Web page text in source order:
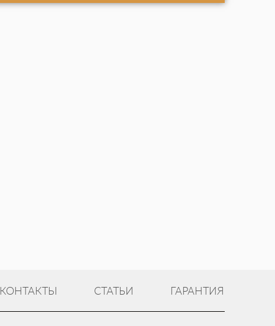
КОНТАКТЫ СТАТЬИ ГАРАНТИЯ